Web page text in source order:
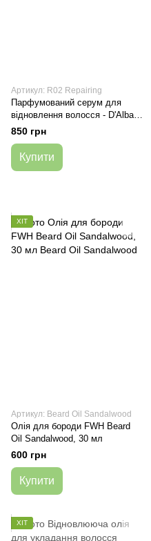
Артикул: R02 Repairing
Парфумований серум для
відновлення волосся - D'Alba
Professional Repairing Hair
Perfume Serum, 50ml
850 грн
Купити
ХІТ
Артикул: Beard Oil Sandalwood
Олія для бороди FWH Beard
Oil Sandalwood, 30 мл
600 грн
Купити
ХІТ